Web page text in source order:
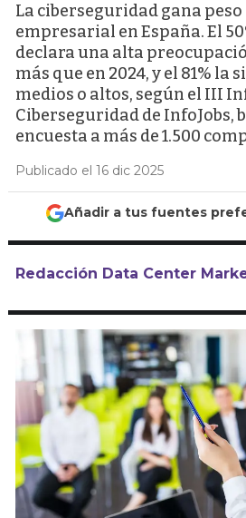
La ciberseguridad gana peso
empresarial en España. El
declara una alta
más que en 2024, y el 81% la
medios o altos, según el III
Ciberseguridad de InfoJobs,
encuesta a más de 1.500
Publicado el 16 dic 2025
Añadir a tus fuentes
Redacción Data Center